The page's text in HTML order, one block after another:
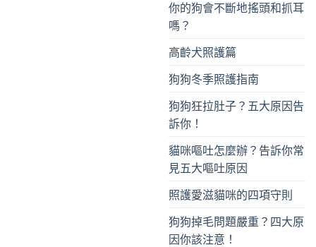
你的狗會不斷地搖頭和抓耳
嗎？
高齡犬照護篇
狗狗冬季照護指南
狗狗狂拉肚子？五大原因告
訴你！
貓咪嘔吐怎麼辦？告訴你常
見五大嘔吐原因
照護愛滋貓咪的四項守則
狗狗掉毛問題嚴重？四大原
因你該注意！